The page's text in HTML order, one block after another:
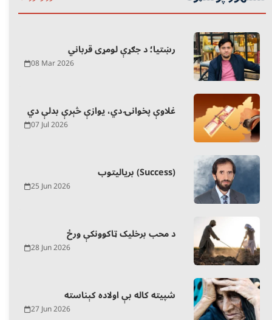
رښتیا؛ د جګړې لومړی قرباني
08 Mar 2026
غلاوې پخوانۍ دي، یوازې څېرې بدلې دي
07 Jul 2026
بریالیتوب (Success)
25 Jun 2026
د محب برخلیک ټاکوونکې ورځ
28 Jun 2026
شپیته کاله بې اولاده کېناسته
27 Jun 2026